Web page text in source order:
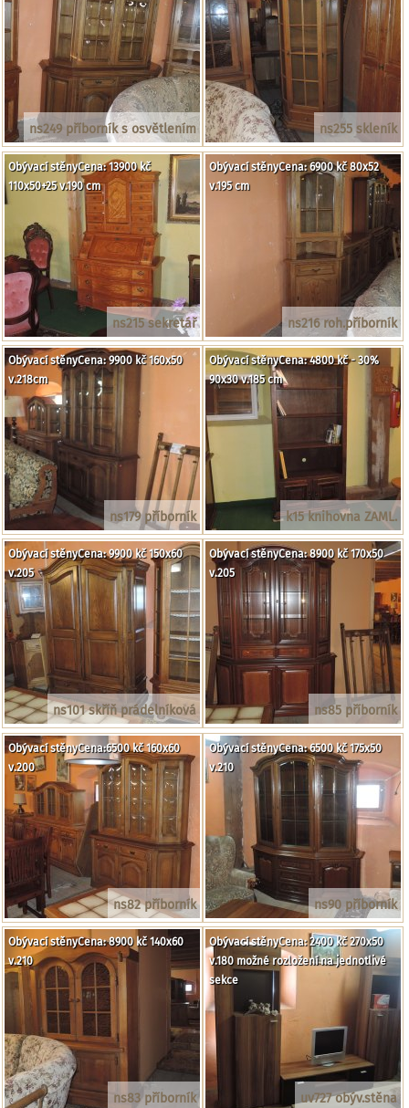
ns249 příborník s osvětlením ns255 skleník
ns215 sekretář
Obývací stěnyCena: 13900 kč
110x50+25 v.190 cm
ns216 roh.příborník
Obývací stěnyCena: 6900 kč 80x52
v.195 cm
ns179 příborník
Obývací stěnyCena: 9900 kč 160x50
v.218cm
k15 knihovna ZAML.
Obývací stěnyCena: 4800 kč - 30%
90x30 v.185 cm
ns101 skříň prádelníková
Obývací stěnyCena: 9900 kč 150x60
v.205
ns85 příborník
Obývací stěnyCena: 8900 kč 170x50
v.205
ns82 příborník
Obývací stěnyCena:6500 kč 160x60
v.200
ns90 příborník
Obývací stěnyCena: 6500 kč 175x50
v.210
ns83 příborník
Obývací stěnyCena: 8900 kč 140x60
v.210
uv727 obýv.stěna
Obývací stěnyCena: 2400 kč 270x50
v.180 možné rozložení na jednotlivé
sekce